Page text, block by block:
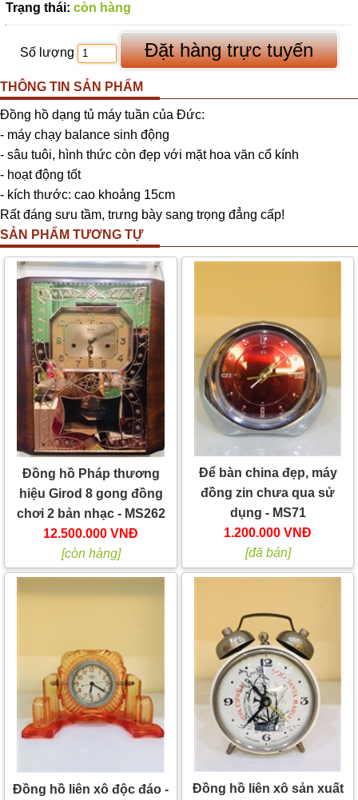
Trạng thái: còn hàng
Số lượng
THÔNG TIN SẢN PHẨM
Đồng hồ dạng tủ máy tuần của Đức:
- máy chạy balance sinh động
- sâu tuôi, hình thức còn đẹp với mặt hoa văn cổ kính
- hoạt động tốt
- kích thước: cao khoảng 15cm
Rất đáng sưu tầm, trưng bày sang trọng đẳng cấp!
SẢN PHẨM TƯƠNG TỰ
Đồng hồ Pháp thương
hiệu Girod 8 gong đồng
chơi 2 bản nhạc - MS262
12.500.000 VNĐ
[còn hàng]
Để bàn china đẹp, máy
đồng zin chưa qua sử
dụng - MS71
1.200.000 VNĐ
[đã bán]
Đồng hồ liên xô độc đáo -
Đồng hồ liên xô sản xuất